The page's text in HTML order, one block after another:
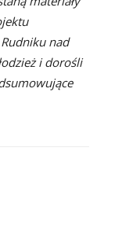
nad
i dorośli